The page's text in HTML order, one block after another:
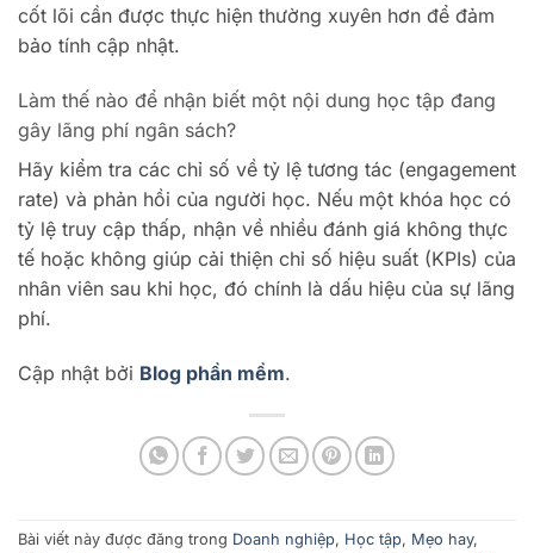
cốt lõi cần được thực hiện thường xuyên hơn để đảm
bảo tính cập nhật.
Làm thế nào để nhận biết một nội dung học tập đang
gây lãng phí ngân sách?
Hãy kiểm tra các chỉ số về tỷ lệ tương tác (engagement
rate) và phản hồi của người học. Nếu một khóa học có
tỷ lệ truy cập thấp, nhận về nhiều đánh giá không thực
tế hoặc không giúp cải thiện chỉ số hiệu suất (KPIs) của
nhân viên sau khi học, đó chính là dấu hiệu của sự lãng
phí.
Cập nhật bởi Blog phần mềm.
Bài viết này được đăng trong Doanh nghiệp, Học tập, Mẹo hay,